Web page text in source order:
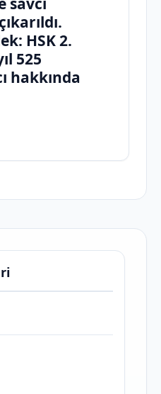
HSK 2.
525
hakkında